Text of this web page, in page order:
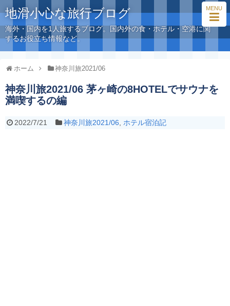
MENU
地滑小心な旅行ブログ
海外・国内を1人旅するブログ。国内外の食・ホテル・空港に関
するお役立ち情報など。
ホーム 神奈川旅2021/06
神奈川旅2021/06 茅ヶ崎の8HOTELでサウナを
満喫するの編
2022/7/21 神奈川旅2021/06 ホテル宿泊記